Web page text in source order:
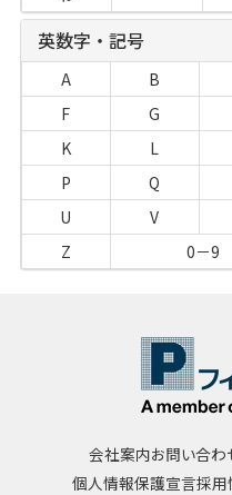
英数字・記号
A B
F
G
K
L
P
Q
U
V
Z
0－9
会社案内お問い合わ
個人情報保護宣言採用